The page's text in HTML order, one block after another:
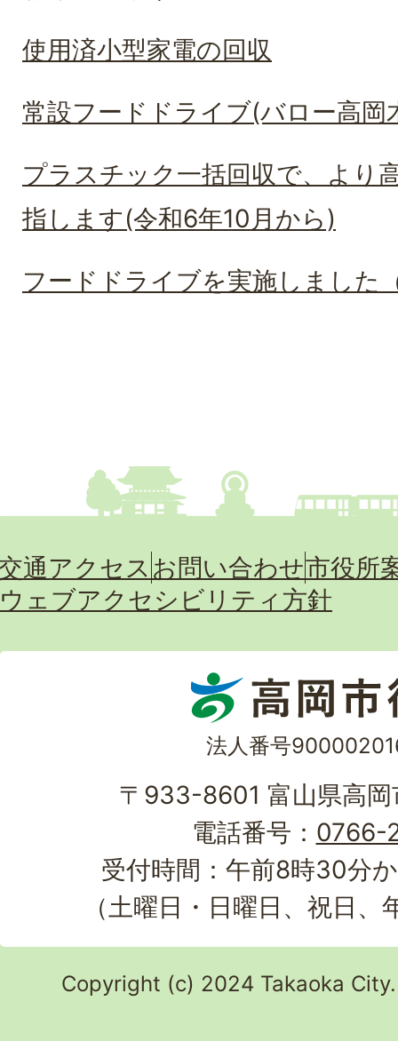
使用済小型家電の回収
常設フードドライブ(バロー高岡
プラスチック一括回収で、より
指します(令和6年10月から)
フードドライブを実施しました
通アクセス お問い合わせ市役所
ウェブアクセシビリティ方針
法人番号
〒933-8601 富山県高
電話番号： 0766-
受付時間：午前8時30分
（土曜日・日曜日、祝日
Copyright (c) 2024 Takaoka